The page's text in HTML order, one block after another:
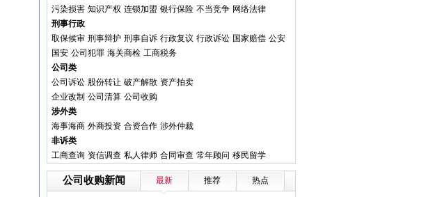
污染损害 知识产权 连锁加盟 银行保险 不当竞争 网络法律
刑事行政
取保候审 刑事辩护 刑事自诉 行政复议 行政诉讼 国家赔偿 公安
国安 公司犯罪 海关商检 工商税务
公司类
公司诉讼 股份转让 破产解散 资产拍卖
企业改制 公司清算 公司收购
涉外类
海事海商 外商投资 合资合作 涉外仲裁
非诉类
工商查询 资信调查 私人律师 合同审查 常年顾问 移民留学
公司收购新闻 最新 推荐 热点